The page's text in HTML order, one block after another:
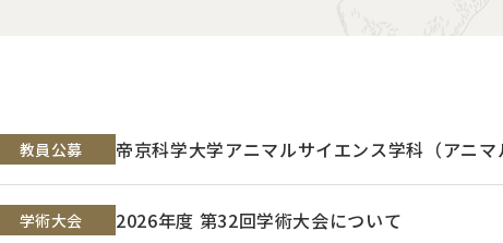
教員公募 帝京科学大学アニマルサイエンス学科（アニ
学術大会 2026年度 第32回学術大会について